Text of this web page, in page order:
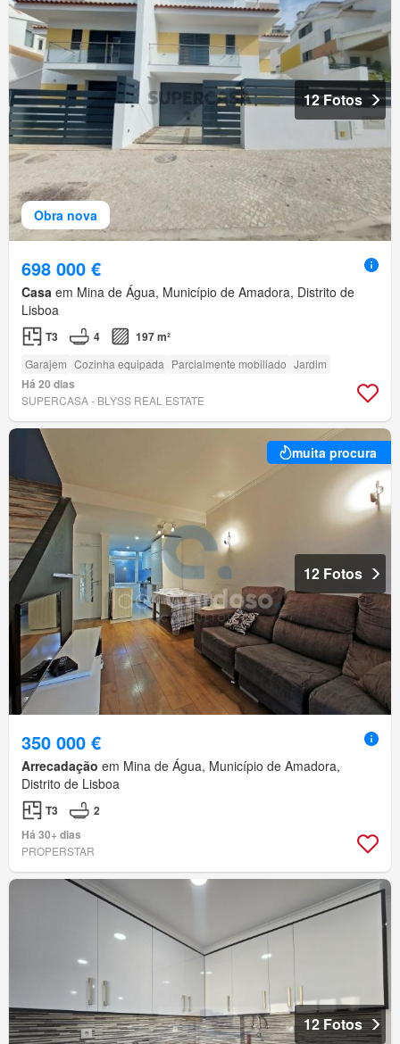
Obra nova
12 Fotos
698 000 €
Casa em Mina de Água, Município de Amadora, Distrito de
Lisboa
T3 4 197 m²
Garajem Cozinha equipada Parcialmente mobiliado Jardim
Há 20 dias
SUPERCASA - BLYSS REAL ESTATE
muita procura
12 Fotos
350 000 €
Arrecadação em Mina de Água, Município de Amadora,
Distrito de Lisboa
T3
2
Há 30+ dias
PROPERSTAR
12 Fotos